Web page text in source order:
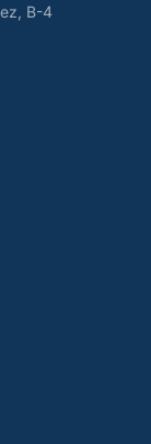
B-4